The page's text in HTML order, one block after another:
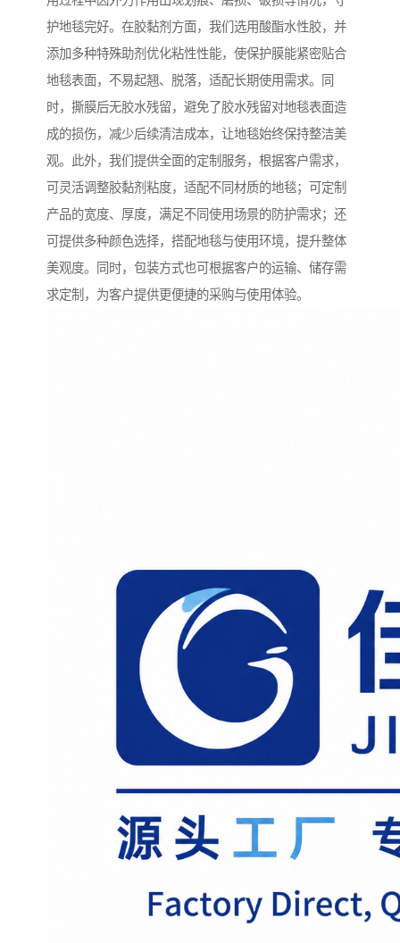
护地毯完好。在胶黏剂方面，我们选用酸酯水性胶，并
添加多种特殊助剂优化粘性性能，使保护膜能紧密贴合
地毯表面，不易起翘、脱落，适配长期使用需求。同
时，撕膜后无胶水残留，避免了胶水残留对地毯表面造
成的损伤，减少后续清洁成本，让地毯始终保持整洁美
观。此外，我们提供全面的定制服务，根据客户需求，
可灵活调整胶黏剂粘度，适配不同材质的地毯；可定制
产品的宽度、厚度，满足不同使用场景的防护需求；还
可提供多种颜色选择，搭配地毯与使用环境，提升整体
美观度。同时，包装方式也可根据客户的运输、储存需
求定制，为客户提供更便捷的采购与使用体验。